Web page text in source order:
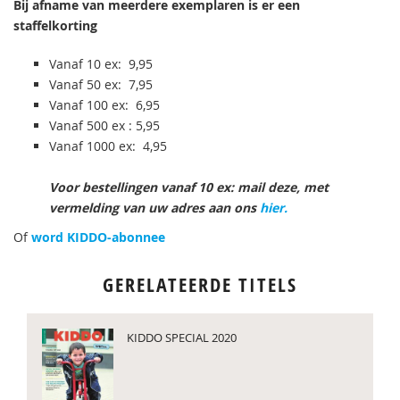
Bij afname van meerdere exemplaren is er een
staffelkorting
Vanaf 10 ex: 9,95
Vanaf 50 ex: 7,95
Vanaf 100 ex: 6,95
Vanaf 500 ex : 5,95
Vanaf 1000 ex: 4,95
Voor bestellingen vanaf 10 ex: mail deze, met
vermelding van uw adres aan ons hier.
Ofword KIDDO-abonnee
GERELATEERDE TITELS
KIDDO SPECIAL 2020